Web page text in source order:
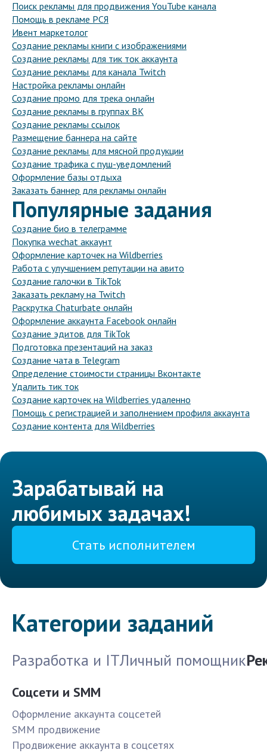
Поиск рекламы для продвижения YouTube канала
Помощь в рекламе РСЯ
Ивент маркетолог
Создание рекламы книги с изображениями
Создание рекламы для тик ток аккаунта
Создание рекламы для канала Twitch
Настройка рекламы онлайн
Создание промо для трека онлайн
Создание рекламы в группах ВК
Создание рекламы ссылок
Размещение баннера на сайте
Создание рекламы для мясной продукции
Создание трафика с пуш-уведомлений
Оформление базы отдыха
Заказать баннер для рекламы онлайн
Популярные задания
Создание био в телеграмме
Покупка wechat аккаунт
Оформление карточек на Wildberries
Работа с улучшением репутации на авито
Создание галочки в TikTok
Заказать рекламу на Twitch
Раскрутка Chaturbate онлайн
Оформление аккаунта Facebook онлайн
Создание эдитов для TikTok
Подготовка презентаций на заказ
Создание чата в Telegram
Определение стоимости страницы Вконтакте
Удалить тик ток
Создание карточек на Wildberries удаленно
Помощь с регистрацией и заполнением профиля аккаунта
Создание контента для Wildberries
Зарабатывай на
любимых задачах!
Стать исполнителем
Категории заданий
Разработка и ITЛичный помощник
Соцсети и SMM
Оформление аккаунта соцсетей
SMM продвижение
Продвижение аккаунта в соцсетях